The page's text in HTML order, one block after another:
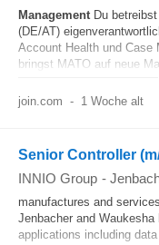
ManagementDu betreibst
(DE/AT)
Account Health und
bringst MATO auf neue
join.com - 1 Woche alt
Senior Controller
INNIO Group -
manufactures and
Jenbacher and Waukesha
applications including